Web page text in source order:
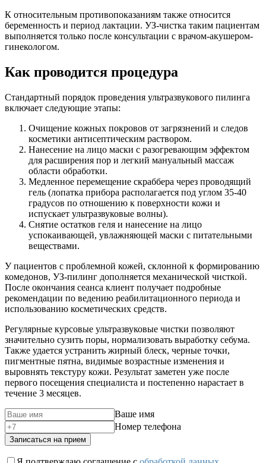
К относительным противопоказаниям также относится
беременность и период лактации. УЗ-чистка таким пациентам
выполняется только после консультации с врачом-акушером-
гинекологом.
Как проводится процедура
Стандартный порядок проведения ультразвукового пилинга
включает следующие этапы:
Очищение кожных покровов от загрязнений и следов
косметики антисептическим раствором.
Нанесение на лицо маски с разогревающим эффектом
для расширения пор и легкий мануальный массаж
области обработки.
Медленное перемещение скраббера через проводящий
гель (лопатка прибора располагается под углом 35-40
градусов по отношению к поверхности кожи и
испускает ультразвуковые волны).
Снятие остатков геля и нанесение на лицо
успокаивающей, увлажняющей маски с питательными
веществами.
У пациентов с проблемной кожей, склонной к формированию
комедонов, УЗ-пилинг дополняется механической чисткой.
После окончания сеанса клиент получает подробные
рекомендации по ведению реабилитационного периода и
использованию косметических средств.
Регулярные курсовые ультразвуковые чистки позволяют
значительно сузить поры, нормализовать выработку себума.
Также удается устранить жирный блеск, черные точки,
пигментные пятна, видимые возрастные изменения и
выровнять текстуру кожи. Результат заметен уже после
первого посещения специалиста и постепенно нарастает в
течение 3 месяцев.
Ваше имя
Номер телефона
Записаться на прием